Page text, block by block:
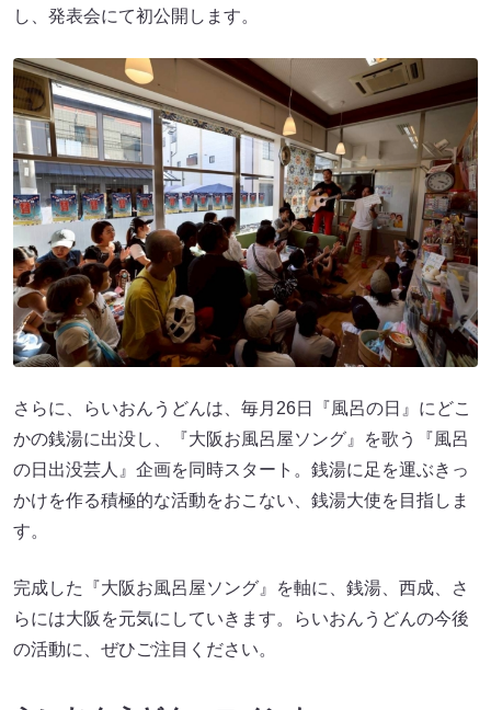
し、発表会にて初公開します。
さらに、らいおんうどんは、毎月26日『風呂の日』にどこ
かの銭湯に出没し、『大阪お風呂屋ソング』を歌う『風呂
の日出没芸人』企画を同時スタート。銭湯に足を運ぶきっ
かけを作る積極的な活動をおこない、銭湯大使を目指しま
す。
完成した『大阪お風呂屋ソング』を軸に、銭湯、西成、さ
らには大阪を元気にしていきます。らいおんうどんの今後
の活動に、ぜひご注目ください。